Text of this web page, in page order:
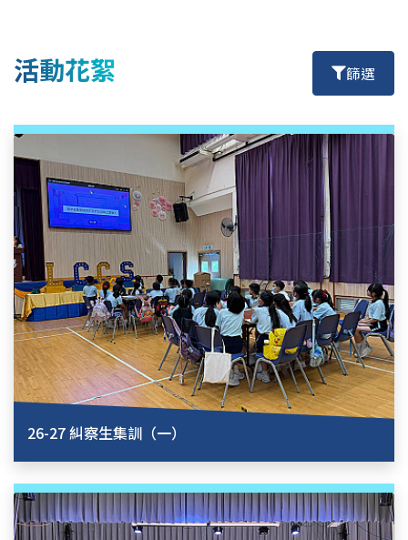
活動花絮 篩選
26-27 糾察生集訓（一）